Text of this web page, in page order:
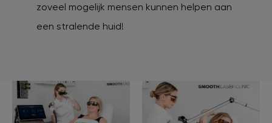
zoveel mogelijk mensen kunnen helpen aan
een stralende huid!